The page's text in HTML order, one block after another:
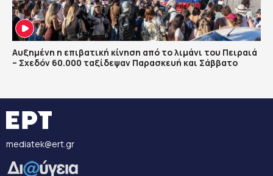
Αυξημένη η επιβατική κίνηση από το λιμάνι του Πειραιά
– Σχεδόν 60.000 ταξίδεψαν Παρασκευή και Σάββατο
mediatek@ert.gr